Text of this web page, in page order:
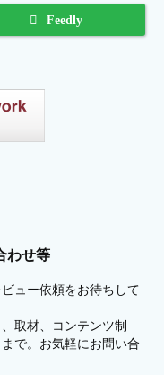
Feedly
わせ等
ュー依頼をお待ちして
取材、コンテンツ制
で。お気軽にお問い合